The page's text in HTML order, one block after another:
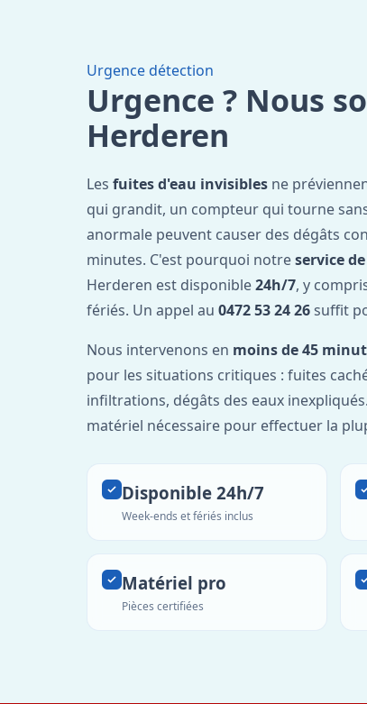
Urgence détection
Urgence ? Nous
Herderen
Les fuites d'eau invisibles ne
qui grandit, un compteur qui tourne
anormale peuvent causer des dégâts
minutes. C'est pourquoi notreservice
Herderen est disponible24h/7, y
fériés. Un appel au 0472 53 24 26suffit
Nous intervenons en moins de 45
pour les situations critiques : fuites
infiltrations, dégâts des eaux
matériel nécessaire pour effectuer la
Disponible 24h/7
Week-ends et fériés inclus
Matériel pro
Pièces certifiées